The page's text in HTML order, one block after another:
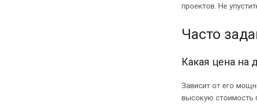
проектов. Не
Часто
Какая цена на
Зависит от его
высокую стоимость